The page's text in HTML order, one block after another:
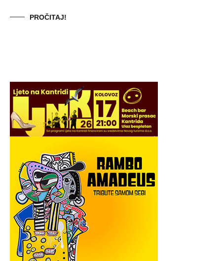
PROČITAJ!